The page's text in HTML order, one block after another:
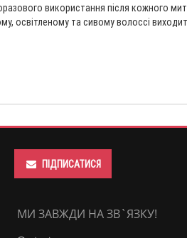
використання після кожного
освітленому та сивому волоссі
ПІДПИСАТИСЯ
МИ ЗАВЖДИ НА ЗВ`ЯЗКУ!